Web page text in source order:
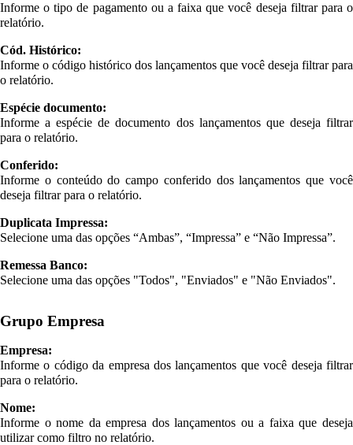
Informe o tipo de pagamento ou a faixa que você deseja filtrar para o
relatório.
Cód. Histórico:
Informe o código histórico dos lançamentos que você deseja filtrar para
o relatório.
Espécie documento:
Informe a espécie de documento dos lançamentos que deseja filtrar
para o relatório.
Conferido:
Informe o conteúdo do campo conferido dos lançamentos que você
deseja filtrar para o relatório.
Duplicata Impressa:
Selecione uma das opções “Ambas”, “Impressa” e “Não Impressa”.
Remessa Banco:
Selecione uma das opções "Todos", "Enviados" e "Não Enviados".
Grupo Empresa
Empresa:
Informe o código da empresa dos lançamentos que você deseja filtrar
para o relatório.
Nome:
Informe o nome da empresa dos lançamentos ou a faixa que deseja
utilizar como filtro no relatório.